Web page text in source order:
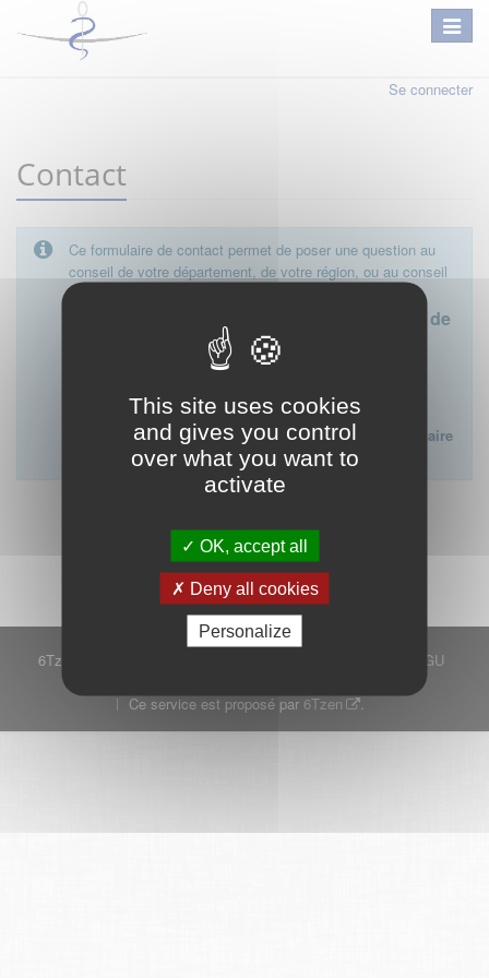
This site uses cookies
and gives you control
over what you want to
activate
OK, accept all
Deny all cookies
Personalize
Se connecter
Contact
Ce formulaire de contact permet de poser une question au
conseil de votre département, de votre région, ou au conseil
national.
Le conseil départemental est l'interlocuteur de
proximité à privilégier.
plainte ou formuler des doléances à l'égard d'un médecin
Lien vers la FAQ du CNOM sur la procédure disciplinaire
FAQ procédure disciplinaire
Démarrer
6Tzen ©2015 - Tous droits réservés
CGU
Ce service est proposé par6Tzen .